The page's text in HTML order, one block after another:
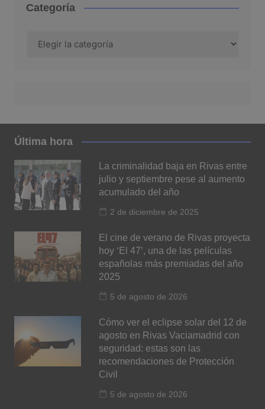
Categoría
Última hora
La criminalidad baja en Rivas entre
julio y septiembre pese al aumento
acumulado del año
2 de diciembre de 2025
El cine de verano de Rivas proyecta
hoy ‘El 47’, una de las películas
españolas más premiadas del año
2025
5 de agosto de 2026
Cómo ver el eclipse solar del 12 de
agosto en Rivas Vaciamadrid con
seguridad: estas son las
recomendaciones de Protección
Civil
5 de agosto de 2026